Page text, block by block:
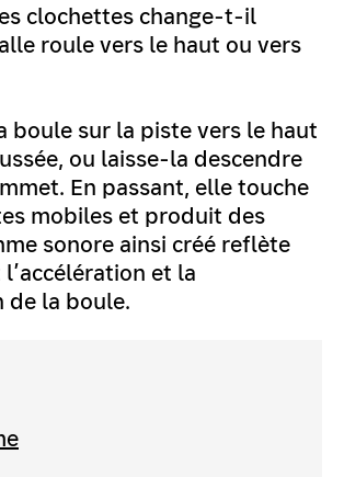
clochettes change-t-il
roule vers le haut ou vers
boule sur la piste vers le haut
ou laisse-la descendre
En passant, elle touche
mobiles et produit des
sonore ainsi créé reflète
et la
de la boule.